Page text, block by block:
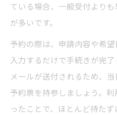
ている場合、一般受付より
が多いです。
予約の際は、申請内容や希
入力するだけで手続きが完
メールが送付されるため、
予約票を持参しましょう。
ったことで、ほとんど待た